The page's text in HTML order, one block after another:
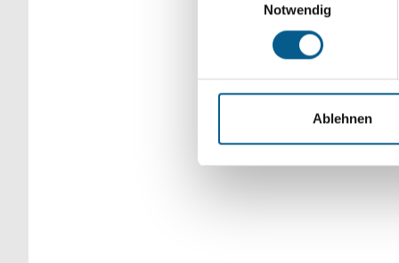
Notwendig
Ablehnen